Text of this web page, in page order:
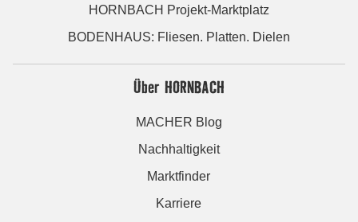
HORNBACH Projekt-Marktplatz
BODENHAUS: Fliesen. Platten. Dielen
Über HORNBACH
MACHER Blog
Nachhaltigkeit
Marktfinder
Karriere